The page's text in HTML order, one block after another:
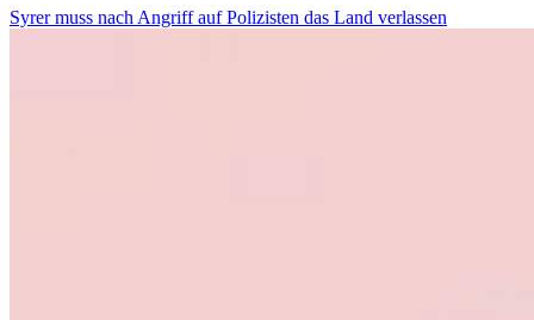
Syrer muss nach Angriff auf Polizisten das Land verlassen